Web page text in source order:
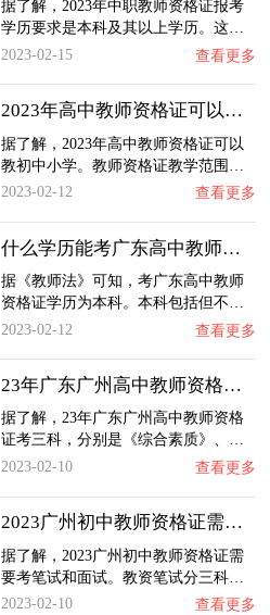
据了解，2023年中职教师资格证报考
学历要求是本科及其以上学历。这…
2023-02-15
查看更多
2023年高中教师资格证可以教初中小学吗？
据了解，2023年高中教师资格证可以
教初中小学。教师资格证教学范围…
2023-02-12
查看更多
什么学历能考广东高中教师资格证考试？
据《教师法》可知，考广东高中教师
资格证学历为本科。本科包括但不…
2023-02-12
查看更多
23年广东广州高中教师资格证考哪几科？
据了解，23年广东广州高中教师资格
证考三科，分别是《综合素质》、…
2023-02-10
查看更多
2023广州初中教师资格证需要考什么？
据了解，2023广州初中教师资格证需
要考笔试和面试。教资笔试分三科…
2023-02-10
查看更多